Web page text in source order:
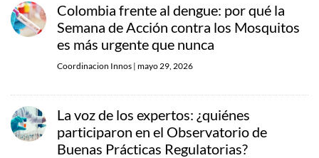
Colombia frente al dengue: por qué la
Semana de Acción contra los Mosquitos
es más urgente que nunca
Coordinacion Innos | mayo 29, 2026
La voz de los expertos: ¿quiénes
participaron en el Observatorio de
Buenas Prácticas Regulatorias?